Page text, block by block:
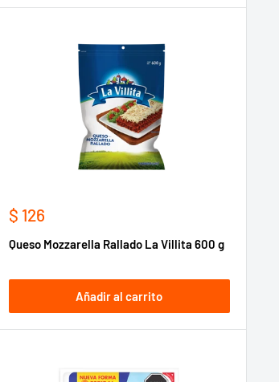
Precio
venta
$ 126
Queso Mozzarella Rallado La Villita 600 g
Añadir al carrito